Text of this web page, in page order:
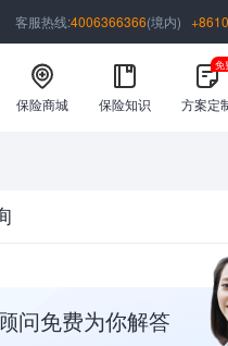
客服热线:4006366366(境内)
保险商城 保险知识 方案定
免
问免费为你解答